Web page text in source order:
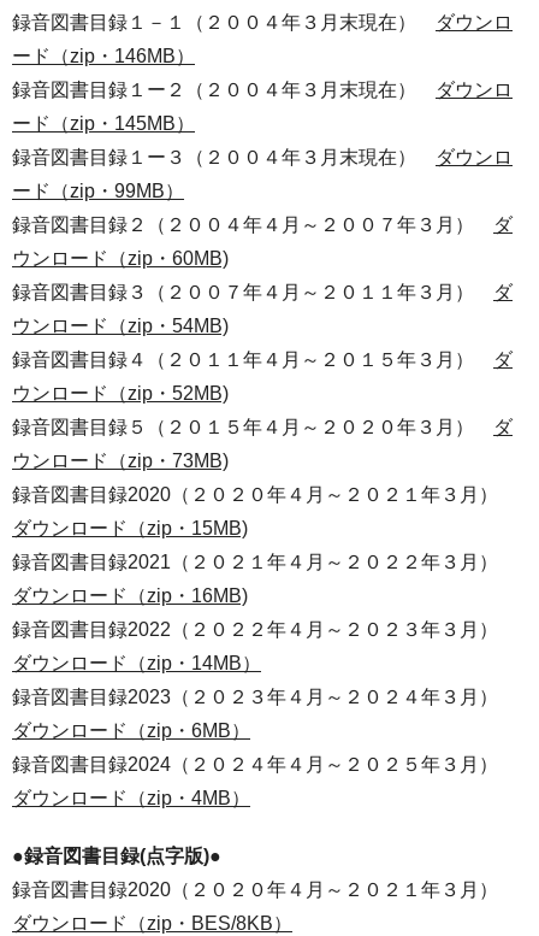
録音図書目録１－１（２００４年３月末現在）
ダウンロ
ード（zip・146MB）
録音図書目録１ー２（２００４年３月末現在）
ダウンロ
ード（zip・145MB）
録音図書目録１ー３（２００４年３月末現在）
ダウンロ
ード（zip・99MB）
録音図書目録２（２００４年４月～２００７年３月）
ダ
ウンロード（zip・60MB)
録音図書目録３（２００７年４月～２０１１年３月）
ダ
ウンロード（zip・54MB)
録音図書目録４（２０１１年４月～２０１５年３月）
ダ
ウンロード（zip・52MB)
録音図書目録５（２０１５年４月～２０２０年３月）
ダ
ウンロード（zip・73MB)
録音図書目録2020（２０２０年４月～２０２１年３月）
ダウンロード（zip・15MB)
録音図書目録2021（２０２１年４月～２０２２年３月）
ダウンロード（zip・16MB)
録音図書目録2022（２０２２年４月～２０２３年３月）
ダウンロード（zip・14MB）
録音図書目録2023（２０２３年４月～２０２４年３月）
ダウンロード（zip・6MB）
録音図書目録2024（２０２４年４月～２０２５年３月）
ダウンロード（zip・4MB）
●録音図書目録(点字版)●
録音図書目録2020（２０２０年４月～２０２１年３月）
ダウンロード（zip・BES/8KB）